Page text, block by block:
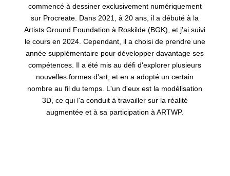
commencé à dessiner exclusivement numériquement
sur Procreate. Dans 2021, à 20 ans, il a débuté à la
Artists Ground Foundation à Roskilde (BGK), et j'ai suivi
le cours en 2024. Cependant, il a choisi de prendre une
année supplémentaire pour développer davantage ses
compétences. Il a été mis au défi d'explorer plusieurs
nouvelles formes d'art, et en a adopté un certain
nombre au fil du temps. L'un d'eux est la modélisation
3D, ce qui l'a conduit à travailler sur la réalité
augmentée et à sa participation à ARTWP.